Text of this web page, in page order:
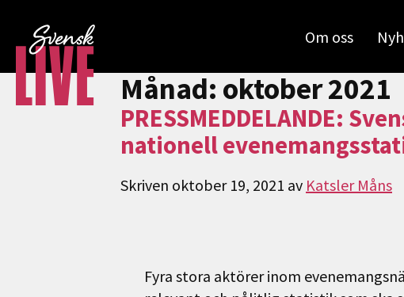
Om oss
Månad: oktober 2021
PRESSMEDDELANDE:
nationell
Skriven oktober 19, 2021 av Katsler Måns
Fyra stora aktörer inom